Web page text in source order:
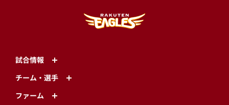
試合情報
チーム・選手
ファーム